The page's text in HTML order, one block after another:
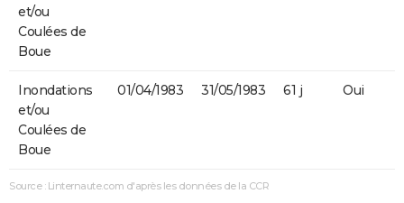
et/ou
Coulées de
Boue
Inondations
et/ou
Coulées de
Boue
01/04/1983 31/05/1983 61 j Oui
Source : Linternaute.com d'après les données de la CCR